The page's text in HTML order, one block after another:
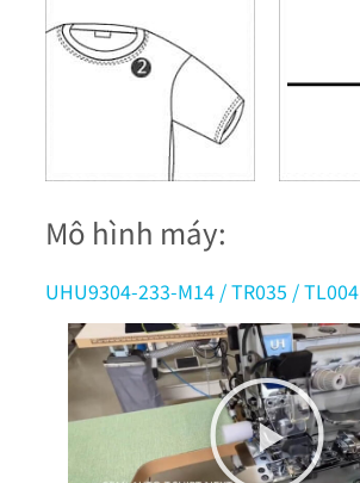
Mô hình máy:
UHU9304-233-M14 / TR035 / TL004